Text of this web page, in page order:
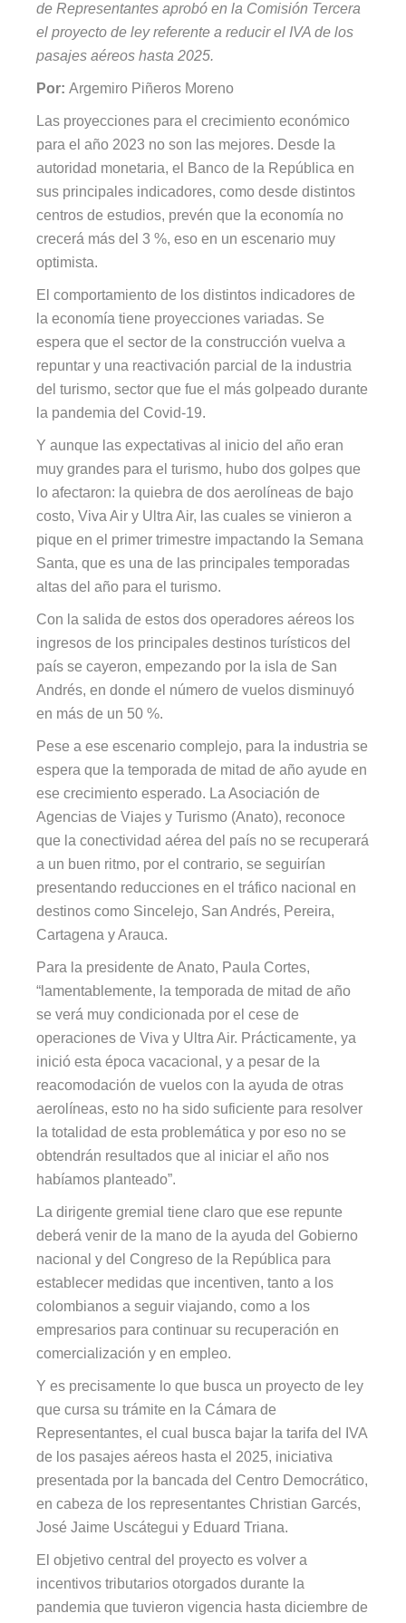
de Representantes aprobó en la Comisión Tercera
el proyecto de ley referente a reducir el IVA de los
pasajes aéreos hasta 2025.
Por:Argemiro Piñeros Moreno
Las proyecciones para el crecimiento económico
para el año 2023 no son las mejores. Desde la
autoridad monetaria, el Banco de la República en
sus principales indicadores, como desde distintos
centros de estudios, prevén que la economía no
crecerá más del 3 %, eso en un escenario muy
optimista.
El comportamiento de los distintos indicadores de
la economía tiene proyecciones variadas. Se
espera que el sector de la construcción vuelva a
repuntar y una reactivación parcial de la industria
del turismo, sector que fue el más golpeado durante
la pandemia del Covid-19.
Y aunque las expectativas al inicio del año eran
muy grandes para el turismo, hubo dos golpes que
lo afectaron: la quiebra de dos aerolíneas de bajo
costo, Viva Air y Ultra Air, las cuales se vinieron a
pique en el primer trimestre impactando la Semana
Santa, que es una de las principales temporadas
altas del año para el turismo.
Con la salida de estos dos operadores aéreos los
ingresos de los principales destinos turísticos del
país se cayeron, empezando por la isla de San
Andrés, en donde el número de vuelos disminuyó
en más de un 50 %.
Pese a ese escenario complejo, para la industria se
espera que la temporada de mitad de año ayude en
ese crecimiento esperado. La Asociación de
Agencias de Viajes y Turismo (Anato), reconoce
que la conectividad aérea del país no se recuperará
a un buen ritmo, por el contrario, se seguirían
presentando reducciones en el tráfico nacional en
destinos como Sincelejo, San Andrés, Pereira,
Cartagena y Arauca.
Para la presidente de Anato, Paula Cortes,
“lamentablemente, la temporada de mitad de año
se verá muy condicionada por el cese de
operaciones de Viva y Ultra Air. Prácticamente, ya
inició esta época vacacional, y a pesar de la
reacomodación de vuelos con la ayuda de otras
aerolíneas, esto no ha sido suficiente para resolver
la totalidad de esta problemática y por eso no se
obtendrán resultados que al iniciar el año nos
habíamos planteado”.
La dirigente gremial tiene claro que ese repunte
deberá venir de la mano de la ayuda del Gobierno
nacional y del Congreso de la República para
establecer medidas que incentiven, tanto a los
colombianos a seguir viajando, como a los
empresarios para continuar su recuperación en
comercialización y en empleo.
Y es precisamente lo que busca un proyecto de ley
que cursa su trámite en la Cámara de
Representantes, el cual busca bajar la tarifa del IVA
de los pasajes aéreos hasta el 2025, iniciativa
presentada por la bancada del Centro Democrático,
en cabeza de los representantes Christian Garcés,
José Jaime Uscátegui y Eduard Triana.
El objetivo central del proyecto es volver a
incentivos tributarios otorgados durante la
pandemia que tuvieron vigencia hasta diciembre de